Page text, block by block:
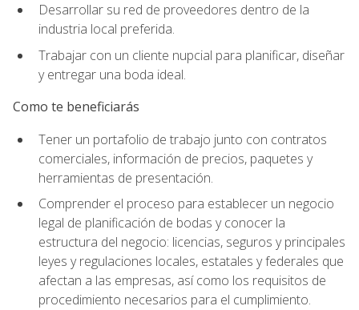
Desarrollar su red de proveedores dentro de la
industria local preferida.
Trabajar con un cliente nupcial para planificar, diseñar
y entregar una boda ideal.
Como te beneficiarás
Tener un portafolio de trabajo junto con contratos
comerciales, información de precios, paquetes y
herramientas de presentación.
Comprender el proceso para establecer un negocio
legal de planificación de bodas y conocer la
estructura del negocio: licencias, seguros y principales
leyes y regulaciones locales, estatales y federales que
afectan a las empresas, así como los requisitos de
procedimiento necesarios para el cumplimiento.